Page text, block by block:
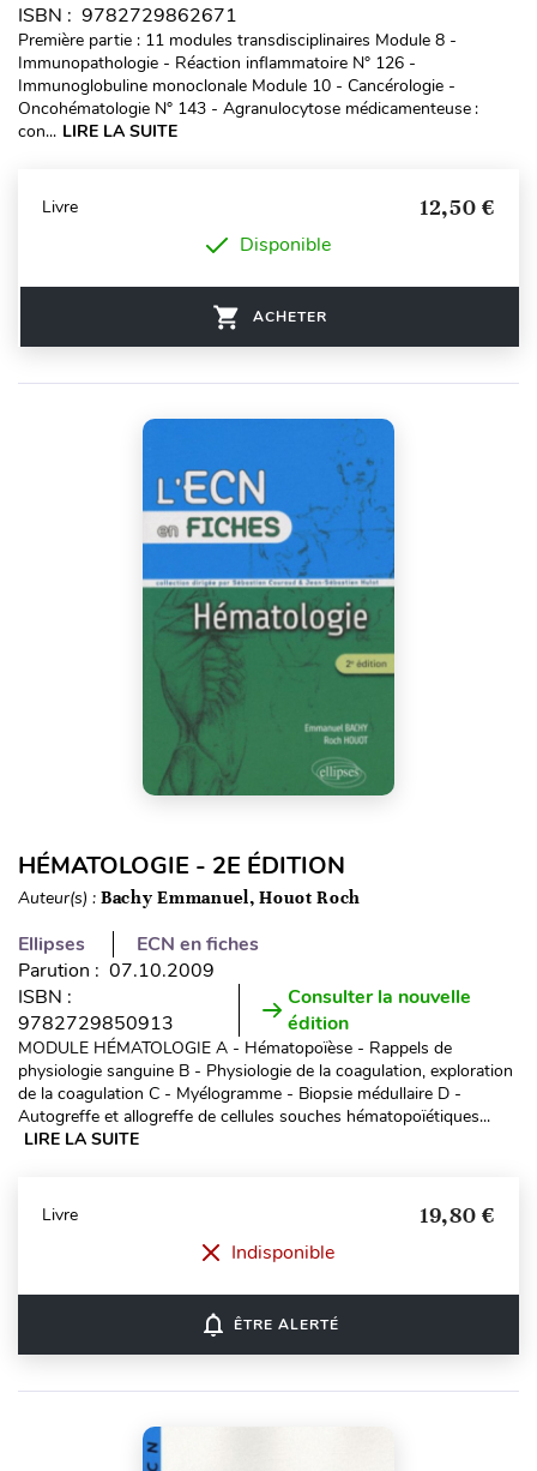
ISBN : 9782729862671
Première partie : 11 modules transdisciplinaires Module 8 -
Immunopathologie - Réaction inflammatoire N° 126 -
Immunoglobuline monoclonale Module 10 - Cancérologie -
Oncohématologie N° 143 - Agranulocytose médicamenteuse :
con... LIRE LA SUITE
Livre 12,50 €
Disponible
ACHETER
HÉMATOLOGIE - 2E ÉDITION
Auteur(s) : Bachy Emmanuel, Houot Roch
Ellipses
ECN en fiches
Parution : 07.10.2009
ISBN :
9782729850913
Consulter la nouvelle
édition
MODULE HÉMATOLOGIE A - Hématopoïèse - Rappels de
physiologie sanguine B - Physiologie de la coagulation, exploration
de la coagulation C - Myélogramme - Biopsie médullaire D -
Autogreffe et allogreffe de cellules souches hématopoïétiques...
LIRE LA SUITE
Livre 19,80 €
Indisponible
notifications_none ÊTRE ALERTÉ